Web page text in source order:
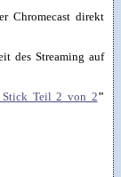
Chromecast direkt
des Streaming auf
Stick Teil 2 von 2"